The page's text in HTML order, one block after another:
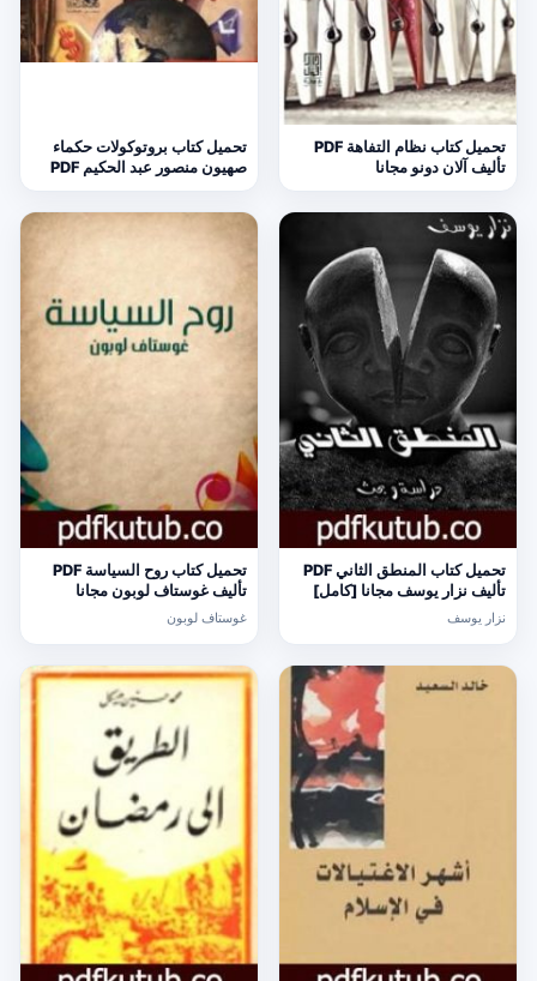
تحميل كتاب نظام التفاهة PDF
تأليف آلان دونو مجانا
تحميل كتاب بروتوكولات حكماء
صهيون منصور عبد الحكيم PDF
مجانا
تحميل كتاب المنطق الثاني PDF
تأليف نزار يوسف مجانا [كامل]
نزار يوسف
تحميل كتاب روح السياسة PDF
تأليف غوستاف لوبون مجانا
[كامل]
غوستاف لوبون